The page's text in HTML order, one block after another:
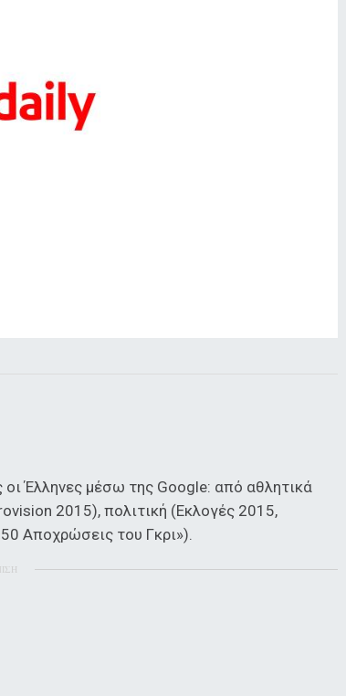
Έλληνες μέσω της Google: από αθλητικά
2015), πολιτική (Εκλογές 2015,
Αποχρώσεις του Γκρι»).